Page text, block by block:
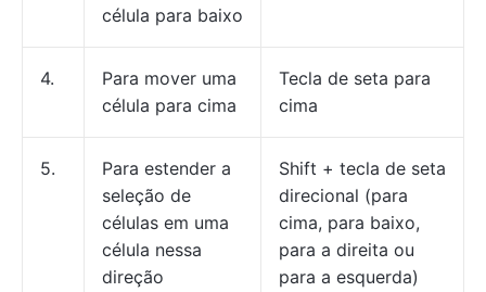
célula para baixo
4.
Para mover uma
célula para cima
Tecla de seta para
cima
5.
Para estender a
seleção de
células em uma
célula nessa
direção
Shift + tecla de seta
direcional (para
cima, para baixo,
para a direita ou
para a esquerda)